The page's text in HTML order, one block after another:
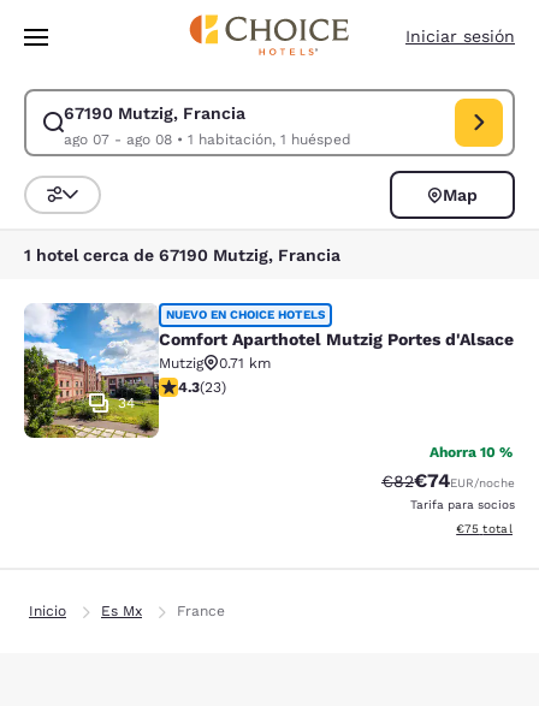
Pasar A Contenido Principal
Iniciar sesión
67190 Mutzig, Francia
ago 07 - ago 08• 1 habitación, 1 huésped
Modificar la búsqueda de 67190 Mutzig, Francia. Fecha de check-in
Ordenar y filtrar
Map
1 hotel cerca de 67190 Mutzig, Francia
Comfort Aparthotel Mutzig Portes
34
NUEVO EN CHOICE HOTELS
Comfort Aparthotel Mutzig Portes d'Alsace
Mutzig
0.71 km
calificación de 4.35 estrellas. Excelente. 23 reseñas
4.3(23)
Ahorra 10 %
Precio tachado:
€82Precio con
€74EUR/noche
Tarifa para socios
Ver detalles
€75 total
Inicio Es Mx France